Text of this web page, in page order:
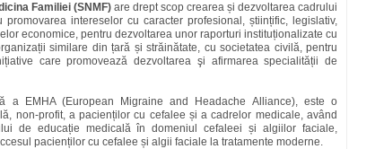
Familiei (SNMF) are drept scop crearea și dezvoltarea cadrului
promovarea intereselor cu caracter profesional, științific, legislativ,
economice, pentru dezvoltarea unor raporturi instituționalizate cu
similare din țară și străinătate, cu societatea civilă, pentru
care promovează dezvoltarea şi afirmarea specialității de
a EMHA (European Migraine and Headache Alliance), este o
non-profit, a pacienților cu cefalee și a cadrelor medicale, având
de educație medicală în domeniul cefaleei și algiilor faciale,
pacienților cu cefalee și algii faciale la tratamente moderne.